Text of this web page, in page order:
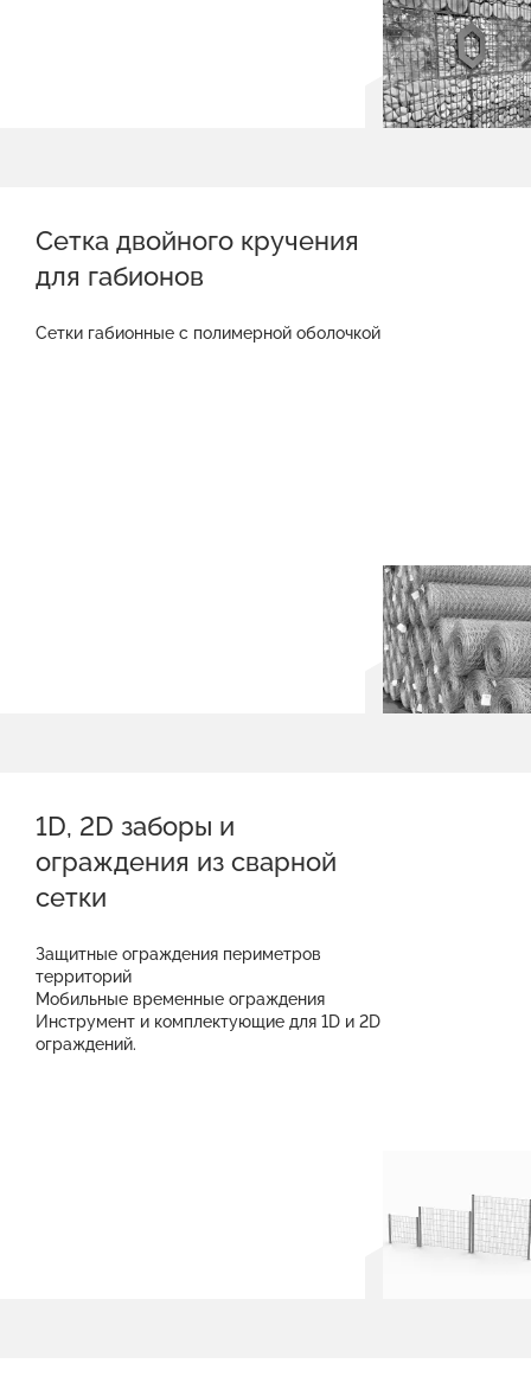
Сетка двойного кручения
для габионов
Сетки габионные с полимерной оболочкой
1D, 2D заборы и
ограждения из сварной
сетки
Защитные ограждения периметров
территорий
Мобильные временные ограждения
Инструмент и комплектующие для 1D и 2D
ограждений.